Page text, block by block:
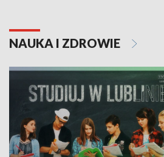
NAUKA I ZDROWIE